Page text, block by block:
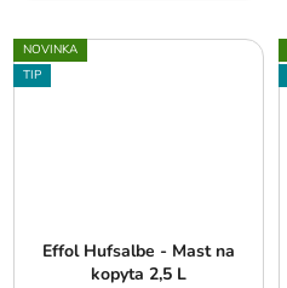
NOVINKA
TIP
Effol Hufsalbe - Mast na
kopyta 2,5 L